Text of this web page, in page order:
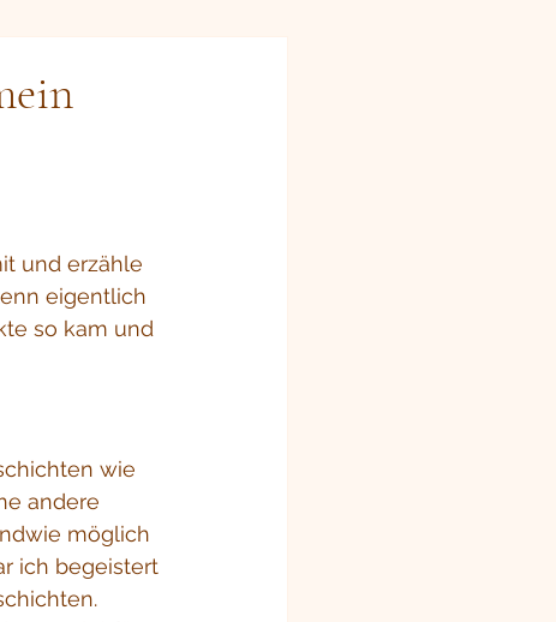
und erzähle
eigentlich
so kam und
wie
andere
möglich
ich begeistert